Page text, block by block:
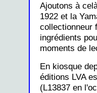
Ajoutons à
1922 et la
collectionneur
ingrédients
moments de
En kiosque
éditions LVA
(L13837 en